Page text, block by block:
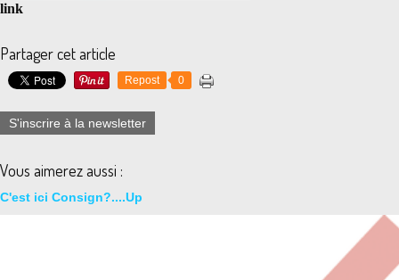
link
Partager cet article
Repost 0
S'inscrire à la newsletter
Vous aimerez aussi :
C'est ici Consign?....Up